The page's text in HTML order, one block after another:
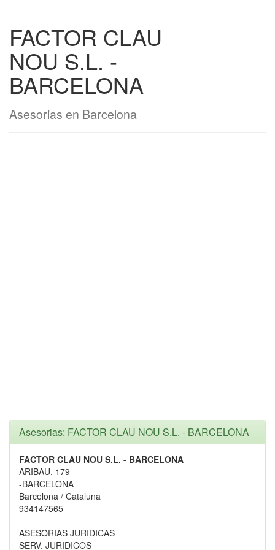
FACTOR CLAU
NOU S.L. -
BARCELONA
Asesorias en Barcelona
Asesorias: FACTOR CLAU NOU S.L. - BARCELONA
FACTOR CLAU NOU S.L. - BARCELONA
ARIBAU, 179
-BARCELONA
Barcelona / Cataluna
934147565
ASESORIAS JURIDICAS
SERV. JURIDICOS